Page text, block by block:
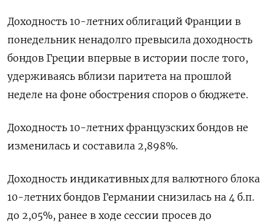
Доходность 10-летних облигаций Франции в
понедельник ненадолго превысила доходность
бондов Греции впервые в истории после того,
удерживаясь вблизи паритета на прошлой
неделе на фоне обострения споров о бюджете.
Доходность 10-летних французских бондов не
изменилась и составила 2,898%.
Доходность индикативных для валютного блока
10-летних бондов Германии снизилась на 4 б.п.
до 2,05%, ранее в ходе сессии просев до